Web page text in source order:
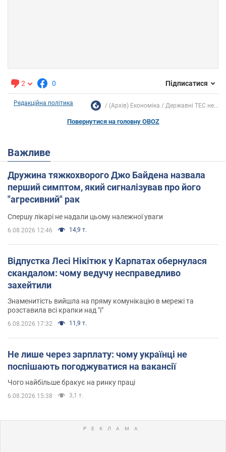
2 0 Підписатися
Редакційна політика (Архів) Економіка Державні ТЕС не...
Повернутися на головну OBOZ
Важливе
Дружина тяжкохворого Джо Байдена назвала
перший симптом, який сигналізував про його
"агресивний" рак
Спершу лікарі не надали цьому належної уваги
6.08.2026 12:46 14,9 т.
Відпустка Лесі Нікітюк у Карпатах обернулася
скандалом: чому ведучу несправедливо
захейтили
Знаменитість вийшла на пряму комунікацію в мережі та
розставила всі крапки над "і"
6.08.2026 17:32 11,9 т.
Не лише через зарплату: чому українці не
поспішають погоджуватися на вакансії
Чого найбільше бракує на ринку праці
6.08.2026 15:38 3,1 т.